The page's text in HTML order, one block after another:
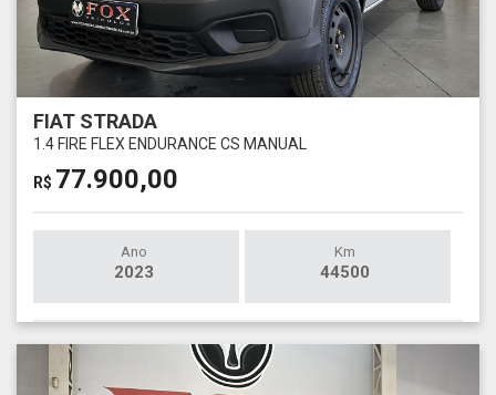
FIAT STRADA
1.4 FIRE FLEX ENDURANCE CS MANUAL
R$ 77.900,00
Ano
2023
Km
44500